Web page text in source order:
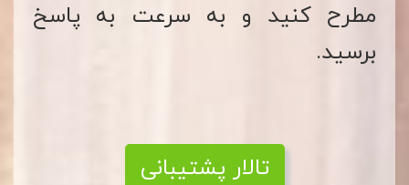
مطرح کنید و به سرعت به پاسخ
برسید.
تالار پشتیبانی